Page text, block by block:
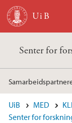
Hopp til hovedinnhold
Senter for
UiB MED
Senter for